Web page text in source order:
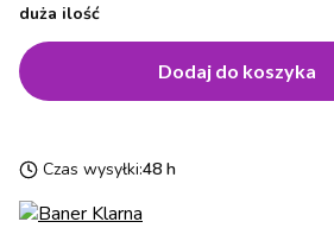
duża ilość
Dodaj do koszyka
Czas wysyłki:48 h